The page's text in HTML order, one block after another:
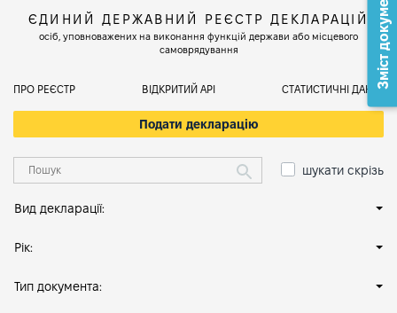
ЄДИНИЙ ДЕРЖАВНИЙ РЕЄСТР ДЕКЛАРАЦІЙ
осіб, уповноважених на виконання функцій держави або місцевого
самоврядування
ПРО РЕЄСТР ВІДКРИТИЙ АРІ СТАТИСТИЧНІ ДАНІ
Подати декларацію
шукати скрізь
Вид декларації:
Рік:
Тип документа:
Зміст документа